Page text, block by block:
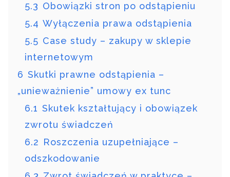
5.3 Obowiązki stron po odstąpieniu
5.4 Wyłączenia prawa odstąpienia
5.5 Case study – zakupy w sklepie
internetowym
6 Skutki prawne odstąpienia –
„unieważnienie” umowy ex tunc
6.1 Skutek kształtujący i obowiązek
zwrotu świadczeń
6.2 Roszczenia uzupełniające –
odszkodowanie